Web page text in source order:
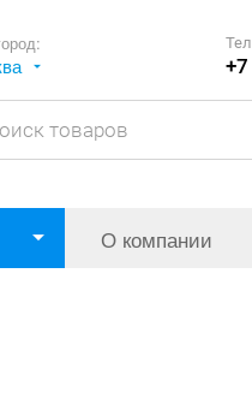
О компании